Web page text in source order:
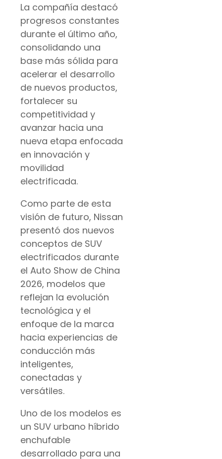
La compañía destacó
progresos constantes
durante el último año,
consolidando una
base más sólida para
acelerar el desarrollo
de nuevos productos,
fortalecer su
competitividad y
avanzar hacia una
nueva etapa enfocada
en innovación y
movilidad
electrificada.
Como parte de esta
visión de futuro, Nissan
presentó dos nuevos
conceptos de SUV
electrificados durante
el Auto Show de China
2026, modelos que
reflejan la evolución
tecnológica y el
enfoque de la marca
hacia experiencias de
conducción más
inteligentes,
conectadas y
versátiles.
Uno de los modelos es
un SUV urbano híbrido
enchufable
desarrollado para una